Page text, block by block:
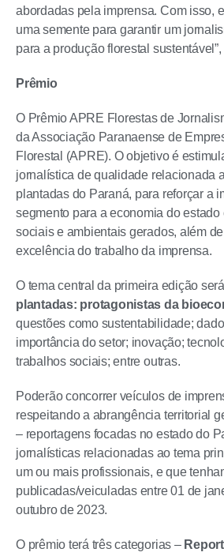
abordadas pela imprensa. Com isso,
uma semente para garantir um
para a produção florestal
Prêmio
O Prêmio APRE Florestas de
da Associação Paranaense de
Florestal (APRE). O objetivo é
jornalística de qualidade relacionada
plantadas do Paraná, para reforçar a
segmento para a economia do estado
sociais e ambientais gerados, além
excelência do trabalho da imprensa.
O tema central da primeira edição será
plantadas: protagonistas da
questões como sustentabilidade;
importância do setor; inovação;
trabalhos sociais; entre outras.
Poderão concorrer veículos de
respeitando a abrangência territorial
– reportagens focadas no estado do
jornalísticas relacionadas ao tema
um ou mais profissionais, e que
publicadas/veiculadas entre 01 de
outubro de 2023.
O prêmio terá três categorias –